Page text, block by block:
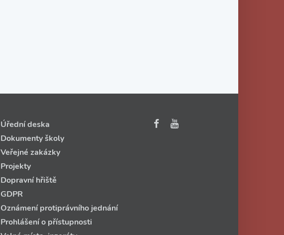
Úřední deska
Dokumenty školy
Veřejné zakázky
Projekty
Dopravní hřiště
GDPR
Oznámení protiprávního jednání
Prohlášení o přístupnosti